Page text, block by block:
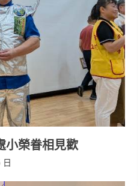
小榮眷相見歡
日